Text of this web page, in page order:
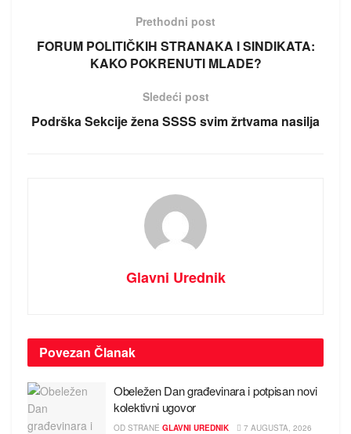
Prethodni post
FORUM POLITIČKIH STRANAKA I SINDIKATA:
KAKO POKRENUTI MLADE?
Sledeći post
Podrška Sekcije žena SSSS svim žrtvama nasilјa
Glavni Urednik
Povezan Članak
Obeležen Dan građevinara i potpisan novi
kolektivni ugovor
OD STRANE GLAVNI UREDNIK 7 AUGUSTA, 2026